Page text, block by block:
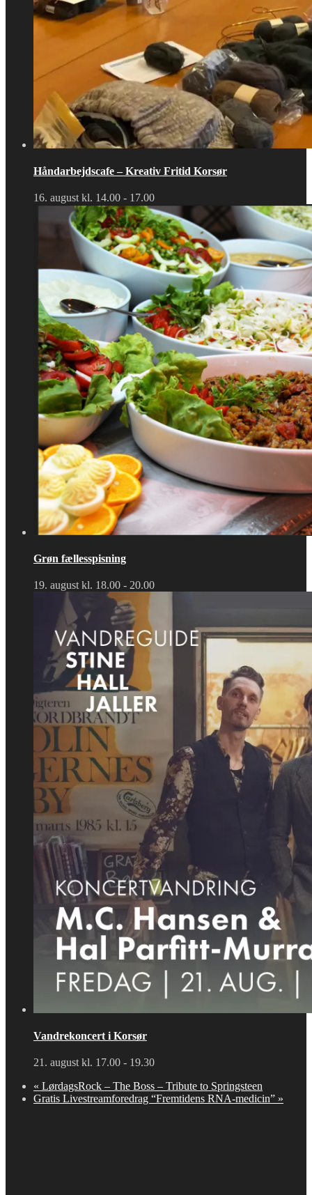
Håndarbejdscafe – Kreativ Fritid Korsør
16. august kl. 14.00 - 17.00
Grøn fællesspisning
19. august kl. 18.00 - 20.00
Vandrekoncert i Korsør
21. august kl. 17.00 - 19.30
« LørdagsRock – The Boss – Tribute to Springsteen
Gratis Livestreamforedrag “Fremtidens RNA-medicin” »